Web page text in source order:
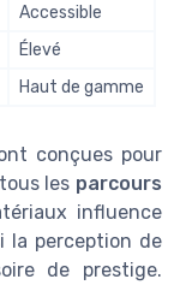
Accessible
Élevé
Haut de gamme
conçues pour
les parcours
influence
la perception de
de prestige.